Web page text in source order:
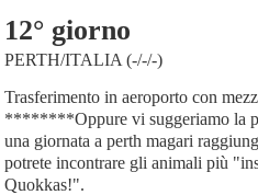
12° giorno
PERTH/ITALIA (-/-/-)
Trasferimento in aeroporto con
********Oppure vi suggeriamo la
una giornata a perth magari
potrete incontrare gli animali più
Quokkas!".